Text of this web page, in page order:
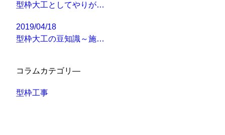
型枠大工としてやりが…
2019/04/18
型枠大工の豆知識～施…
コラムカテゴリ―
型枠工事